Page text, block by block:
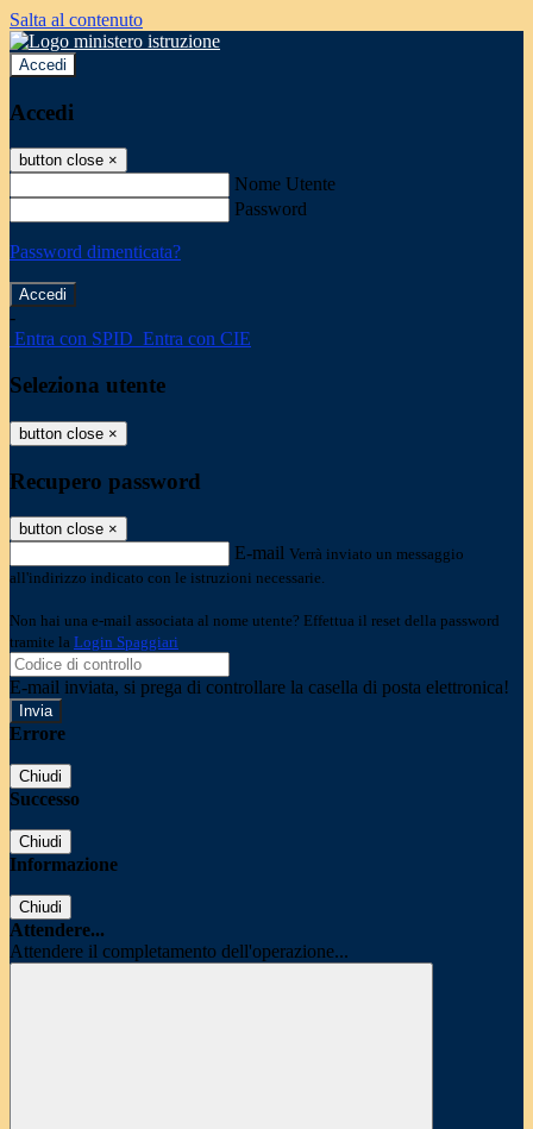
Salta al contenuto
Accedi
Accedi
button close ×
Nome Utente
Password
Password dimenticata?
-
Entra con SPID Entra con CIE
Seleziona utente
button close ×
Recupero password
button close ×
E-mail Verrà inviato un messaggio
all'indirizzo indicato con le istruzioni necessarie.
Non hai una e-mail associata al nome utente? Effettua il reset della password
tramite la Login Spaggiari
E-mail inviata, si prega di controllare la casella di posta elettronica!
Errore
Chiudi
Successo
Chiudi
Informazione
Chiudi
Attendere...
Attendere il completamento dell'operazione...